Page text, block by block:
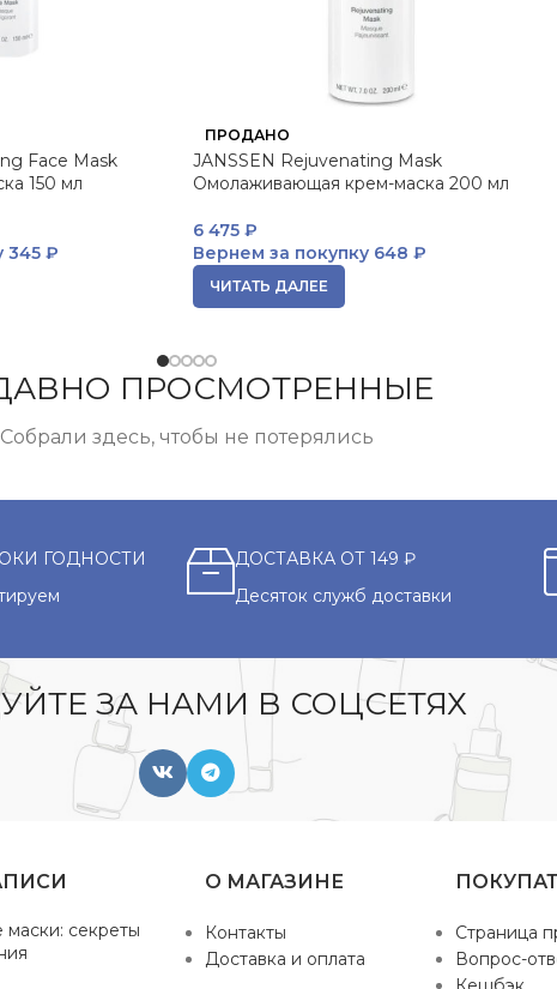
Face Mask
150 мл
345 ₽
ПРОДАНО
JANSSEN Rejuvenating Mask
Омолаживающая крем-маска 200 мл
6 475 ₽
Вернем за покупку 648 ₽
ЧИТАТЬ ДАЛЕЕ
ПРОСМОТРЕННЫЕ
Собрали здесь, чтобы не потерялись
ГОДНОСТИ
ДОСТАВКА ОТ 149 ₽
Десяток служб доставки
ЗА НАМИ В СОЦСЕТЯХ
маски: секреты
О МАГАЗИНЕ
Контакты
Доставка и оплата
Страница
Вопрос-